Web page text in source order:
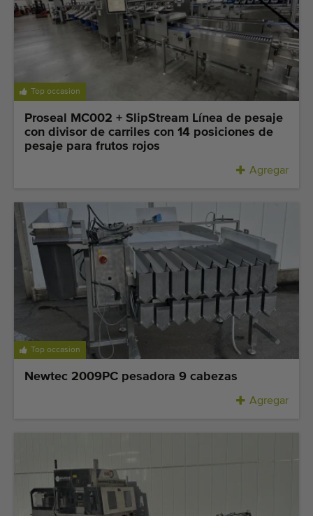
Top occasion
Proseal MC002 + SlipStream Línea de pesaje
con divisor de carriles con 14 posiciones de
pesaje para frutos rojos
Agregar
Top occasion
Newtec 2009PC pesadora 9 cabezas
Agregar